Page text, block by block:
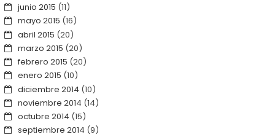
junio 2015 (11)
mayo 2015 (16)
abril 2015 (20)
marzo 2015 (20)
febrero 2015 (20)
enero 2015 (10)
diciembre 2014 (10)
noviembre 2014 (14)
octubre 2014 (15)
septiembre 2014 (9)